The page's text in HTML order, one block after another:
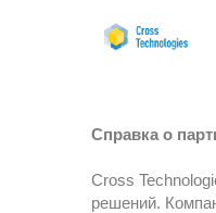
Справка о
Cross
решений.